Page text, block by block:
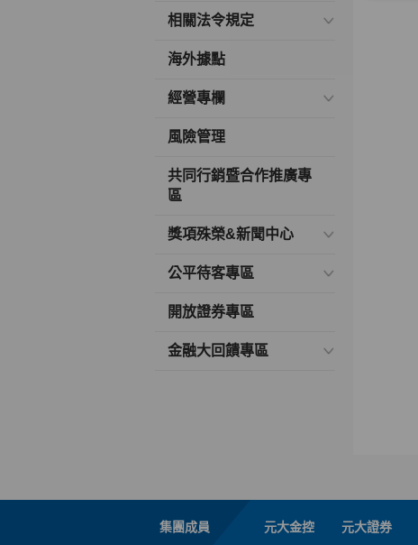
相關法令規定
海外據點
經營專欄
風險管理
共同行銷暨合作推廣專
區
獎項殊榮&新聞中心
公平待客專區
開放證券專區
金融大回饋專區
集團成員 元大金控 元大證券